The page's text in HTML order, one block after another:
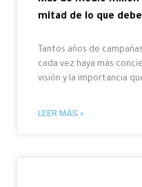
mitad de lo que
Tantos años de
cada vez haya más
visión y la importancia
LEER MÁS »